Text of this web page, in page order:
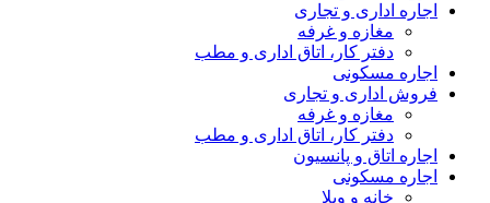
اجاره اداری و تجاری
مغازه و غرفه
دفتر کار، اتاق اداری و مطب
اجاره مسکونی
فروش اداری و تجاری
مغازه و غرفه
دفتر کار، اتاق اداری و مطب
اجاره اتاق و پانسیون
اجاره مسکونی
خانه و ویلا